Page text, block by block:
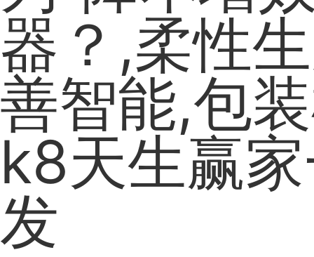
器？,柔性
善智能,包
k8天生赢
发